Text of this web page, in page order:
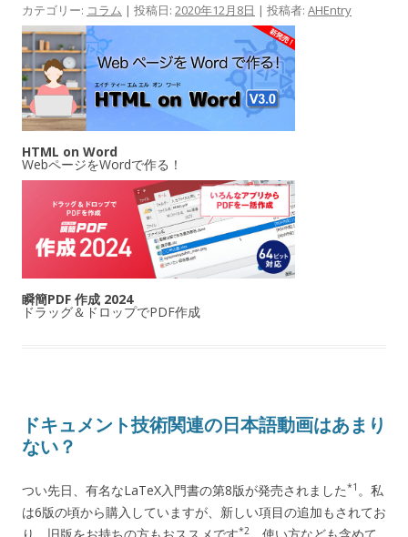
カテゴリー: コラム | 投稿日: 2020年12月8日 | 投稿者: AHEntry
HTML on Word
WebページをWordで作る！
瞬簡PDF 作成 2024
ドラッグ＆ドロップでPDF作成
ドキュメント技術関連の日本語動画はあまり
ない？
つい先日、有名なLaTeX入門書の第8版が発売されました*1 。私
は6版の頃から購入していますが、新しい項目の追加もされてお
*2